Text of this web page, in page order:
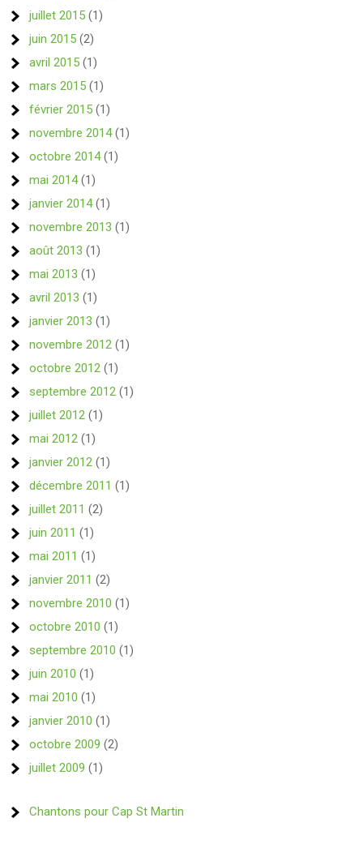
juillet 2015 (1)
juin 2015 (2)
avril 2015 (1)
mars 2015 (1)
février 2015 (1)
novembre 2014(1)
octobre 2014(1)
mai 2014(1)
janvier 2014(1)
novembre 2013 (1)
août 2013 (1)
mai 2013 (1)
avril 2013 (1)
janvier 2013 (1)
novembre 2012 (1)
octobre 2012 (1)
septembre 2012 (1)
juillet 2012 (1)
mai 2012 (1)
janvier 2012 (1)
décembre 2011 (1)
juillet 2011 (2)
juin 2011 (1)
mai 2011 (1)
janvier 2011 (2)
novembre 2010 (1)
octobre 2010 (1)
septembre 2010 (1)
juin 2010 (1)
mai 2010 (1)
janvier 2010 (1)
octobre 2009 (2)
juillet 2009 (1)
Chantons pour Cap St Martin